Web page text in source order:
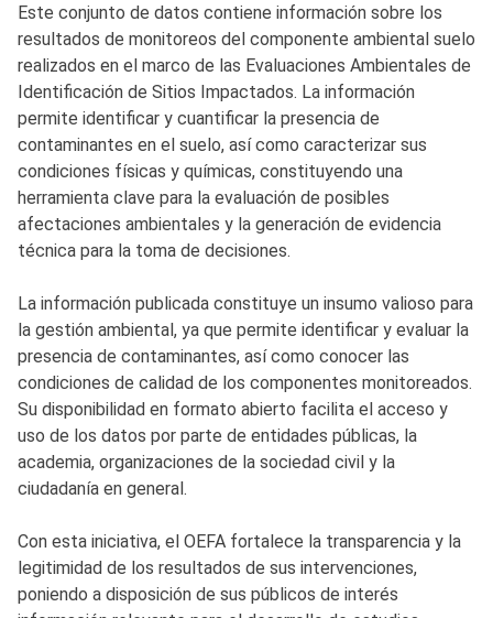
Este conjunto de datos contiene información sobre los
resultados de monitoreos del componente ambiental suelo
realizados en el marco de las Evaluaciones Ambientales de
Identificación de Sitios Impactados. La información
permite identificar y cuantificar la presencia de
contaminantes en el suelo, así como caracterizar sus
condiciones físicas y químicas, constituyendo una
herramienta clave para la evaluación de posibles
afectaciones ambientales y la generación de evidencia
técnica para la toma de decisiones.
La información publicada constituye un insumo valioso para
la gestión ambiental, ya que permite identificar y evaluar la
presencia de contaminantes, así como conocer las
condiciones de calidad de los componentes monitoreados.
Su disponibilidad en formato abierto facilita el acceso y
uso de los datos por parte de entidades públicas, la
academia, organizaciones de la sociedad civil y la
ciudadanía en general.
Con esta iniciativa, el OEFA fortalece la transparencia y la
legitimidad de los resultados de sus intervenciones,
poniendo a disposición de sus públicos de interés